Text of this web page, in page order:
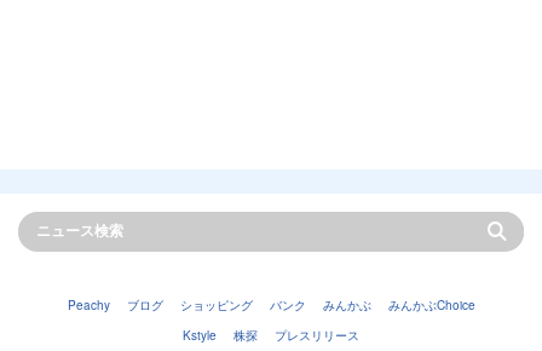
Peachy ブログ ショッピング バンク みんかぶ
みんかぶChoice
Kstyle
株探 プレスリリース